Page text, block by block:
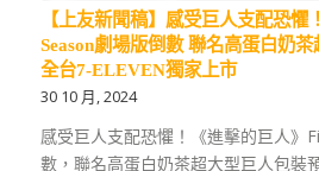
【上友新聞稿】感受巨人支配恐
Season劇場版倒數 聯名高蛋白奶
全台7-ELEVEN獨家上市
30 10 月, 2024
感受巨人支配恐懼！《進擊的巨人》
數，聯名高蛋白奶茶超大型巨人包裝